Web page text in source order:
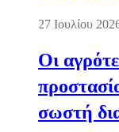
27 Ιουλίου
Οι
σωστή